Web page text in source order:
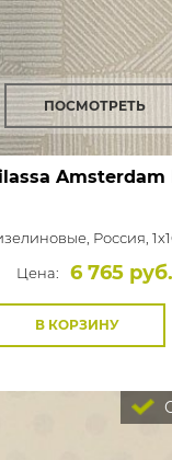
ПОСМОТРЕТЬ
Amsterdam
Россия,
Цена:
6 765 руб.
В КОРЗИНУ